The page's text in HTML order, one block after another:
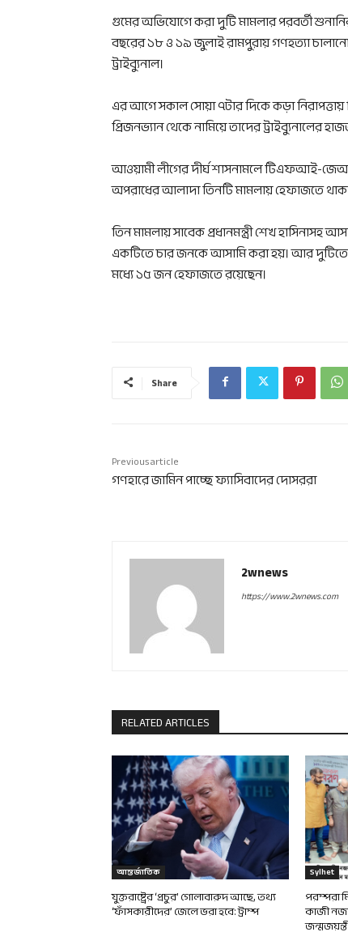
গুমের অভিযোগে করা দুটি মামলার পরবর্তী
বছরের ১৮ ও ১৯ জুলাই রামপুরায় গণহত্যা
ট্রাইব্যুনাল।
এর আগে সকাল সোয়া ৭টার দিকে কড়া নিরাপত্তায়
প্রিজনভ্যান থেকে নামিয়ে তাদের ট্রাইব্যুনালের
আওয়ামী লীগের দীর্ঘ শাসনামলে টিএফআই-
অপরাধের আলাদা তিনটি মামলায় হেফাজতে থাকা
তিন মামলায় সাবেক প্রধানমন্ত্রী শেখ
একটিতে চার জনকে আসামি করা হয়। আর দুটিতে
মধ্যে ১৫ জন হেফাজতে রয়েছেন।
Share
Previous article
গণহারে জামিন পাচ্ছে ফ্যাসিবাদের দোসররা
2wnews
https://www.2wnews.com
RELATED ARTICLES
আন্তর্জাতিক
যুক্তরাষ্ট্রের ‘প্রচুর’ গোলাবারুদ আছে, তথ্য
‘ফাঁসকারীদের’ জেলে ভরা হবে: ট্রাম্প
Sylhet
পরম্পরা
কাজী